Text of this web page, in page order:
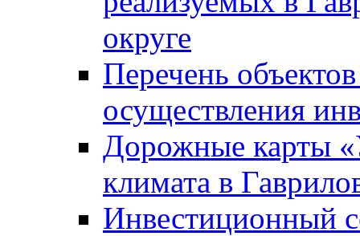
округе
Перечень
осуществления
Дорожные карты
климата в
Инвестиционный